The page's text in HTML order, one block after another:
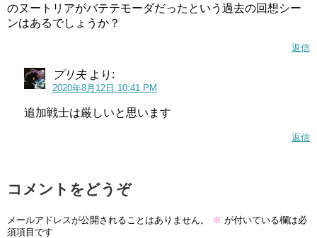
のヌートリアがバテテモーダだったという過去の回想シー
ンはあるでしょうか？
返信
プリ夫 より:
2020年8月12日 10:41 PM
追加戦士は厳しいと思います
返信
コメントをどうぞ
メールアドレスが公開されることはありません。 ※ が付いている欄は必
須項目です